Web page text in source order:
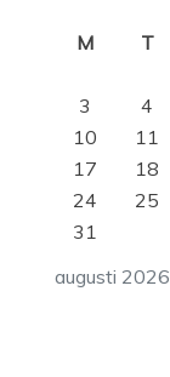
augusti 2026
M T
3
4
10
11
17
18
24
25
31